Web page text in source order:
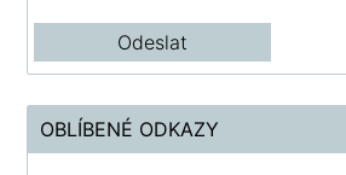
OBLÍBENÉ ODKAZY